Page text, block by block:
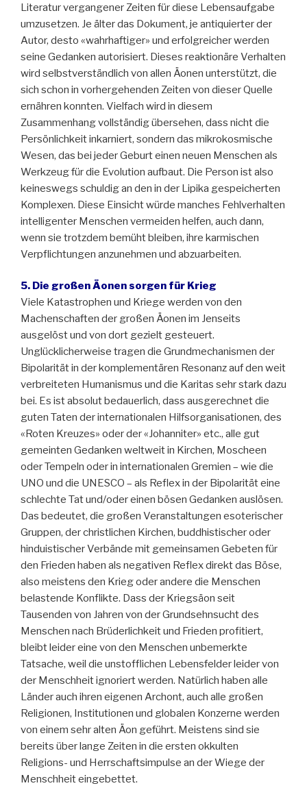
Literatur vergangener Zeiten für diese Lebensaufgabe
umzusetzen. Je älter das Dokument, je antiquierter der
Autor, desto «wahrhaftiger» und erfolgreicher werden
seine Gedanken autorisiert. Dieses reaktionäre Verhalten
wird selbstverständlich von allen Äonen unterstützt, die
sich schon in vorhergehenden Zeiten von dieser Quelle
ernähren konnten. Vielfach wird in diesem
Zusammenhang vollständig übersehen, dass nicht die
Persönlichkeit inkarniert, sondern das mikrokosmische
Wesen, das bei jeder Geburt einen neuen Menschen als
Werkzeug für die Evolution aufbaut. Die Person ist also
keineswegs schuldig an den in der Lipika gespeicherten
Komplexen. Diese Einsicht würde manches Fehlverhalten
intelligenter Menschen vermeiden helfen, auch dann,
wenn sie trotzdem bemüht bleiben, ihre karmischen
Verpflichtungen anzunehmen und abzuarbeiten.
5. Die großen Äonen sorgen für Krieg
Viele Katastrophen und Kriege werden von den
Machenschaften der großen Äonen im Jenseits
ausgelöst und von dort gezielt gesteuert.
Unglücklicherweise tragen die Grundmechanismen der
Bipolarität in der komplementären Resonanz auf den weit
verbreiteten Humanismus und die Karitas sehr stark dazu
bei. Es ist absolut bedauerlich, dass ausgerechnet die
guten Taten der internationalen Hilfsorganisationen, des
«Roten Kreuzes» oder der «Johanniter» etc., alle gut
gemeinten Gedanken weltweit in Kirchen, Moscheen
oder Tempeln oder in internationalen Gremien – wie die
UNO und die UNESCO – als Reflex in der Bipolarität eine
schlechte Tat und/oder einen bösen Gedanken auslösen.
Das bedeutet, die großen Veranstaltungen esoterischer
Gruppen, der christlichen Kirchen, buddhistischer oder
hinduistischer Verbände mit gemeinsamen Gebeten für
den Frieden haben als negativen Reflex direkt das Böse,
also meistens den Krieg oder andere die Menschen
belastende Konflikte. Dass der Kriegsäon seit
Tausenden von Jahren von der Grundsehnsucht des
Menschen nach Brüderlichkeit und Frieden profitiert,
bleibt leider eine von den Menschen unbemerkte
Tatsache, weil die unstofflichen Lebensfelder leider von
der Menschheit ignoriert werden. Natürlich haben alle
Länder auch ihren eigenen Archont, auch alle großen
Religionen, Institutionen und globalen Konzerne werden
von einem sehr alten Äon geführt. Meistens sind sie
bereits über lange Zeiten in die ersten okkulten
Religions- und Herrschaftsimpulse an der Wiege der
Menschheit eingebettet.